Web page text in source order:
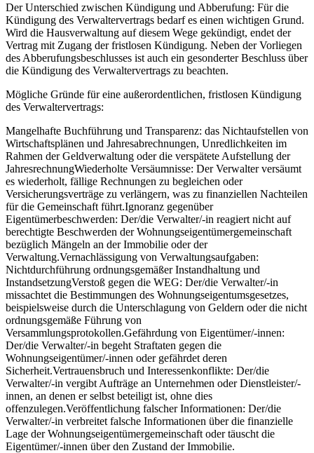
Der Unterschied zwischen Kündigung und Abberufung: Für die
Kündigung des Verwaltervertrags bedarf es einen wichtigen Grund.
Wird die Hausverwaltung auf diesem Wege gekündigt, endet der
Vertrag mit Zugang der fristlosen Kündigung. Neben der Vorliegen
des Abberufungsbeschlusses ist auch ein gesonderter Beschluss über
die Kündigung des Verwaltervertrags zu beachten.
Mögliche Gründe für eine außerordentlichen, fristlosen Kündigung
des Verwaltervertrags:
Mangelhafte Buchführung und Transparenz: das Nichtaufstellen von
Wirtschaftsplänen und Jahresabrechnungen, Unredlichkeiten im
Rahmen der Geldverwaltung oder die verspätete Aufstellung der
JahresrechnungWiederholte Versäumnisse: Der Verwalter versäumt
es wiederholt, fällige Rechnungen zu begleichen oder
Versicherungsverträge zu verlängern, was zu finanziellen Nachteilen
für die Gemeinschaft führt.Ignoranz gegenüber
Eigentümerbeschwerden: Der/die Verwalter/-in reagiert nicht auf
berechtigte Beschwerden der Wohnungseigentümergemeinschaft
bezüglich Mängeln an der Immobilie oder der
Verwaltung.Vernachlässigung von Verwaltungsaufgaben:
Nichtdurchführung ordnungsgemäßer Instandhaltung und
InstandsetzungVerstoß gegen die WEG: Der/die Verwalter/-in
missachtet die Bestimmungen des Wohnungseigentumsgesetzes,
beispielsweise durch die Unterschlagung von Geldern oder die nicht
ordnungsgemäße Führung von
Versammlungsprotokollen.Gefährdung von Eigentümer/-innen:
Der/die Verwalter/-in begeht Straftaten gegen die
Wohnungseigentümer/-innen oder gefährdet deren
Sicherheit.Vertrauensbruch und Interessenkonflikte: Der/die
Verwalter/-in vergibt Aufträge an Unternehmen oder Dienstleister/-
innen, an denen er selbst beteiligt ist, ohne dies
offenzulegen.Veröffentlichung falscher Informationen: Der/die
Verwalter/-in verbreitet falsche Informationen über die finanzielle
Lage der Wohnungseigentümergemeinschaft oder täuscht die
Eigentümer/-innen über den Zustand der Immobilie.